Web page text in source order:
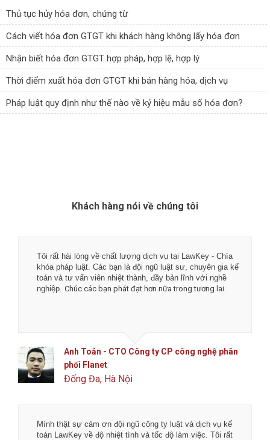
Thủ tục hủy hóa đơn, chứng từ
Cách viết hóa đơn GTGT khi khách hàng không lấy hóa đơn
Nhận biết hóa đơn GTGT hợp pháp, hợp lệ, hợp lý
Thời điểm xuất hóa đơn GTGT khi bán hàng hóa, dịch vụ
Pháp luật quy định như thế nào về ký hiệu mẫu số hóa đơn?
Khách hàng nói về chúng tôi
Tôi rất hài lòng về chất lượng dịch vụ tại LawKey - Chìa
khóa pháp luật. Các bạn là đội ngũ luật sư, chuyên gia kế
toán và tư vấn viên nhiệt thành, đầy bản lĩnh với nghề
nghiệp.Chúc các bạn phát đạt hơn nữa trong tương lai.
Anh Toản - CTO Công ty CP công nghệ phân
phối Flanet
Đống Đa, Hà Nội
Mình thật sự cảm ơn đội ngũ công ty luật và dịch vụ kế
toán LawKey về độ nhiệt tình và tốc độ làm việc. Tôi rất